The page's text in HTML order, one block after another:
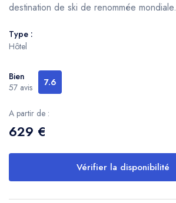
destination de ski de renommée mondiale.
Type :
Hôtel
Bien
57 avis
7.6
A partir de :
629 €
Vérifier la disponibilité